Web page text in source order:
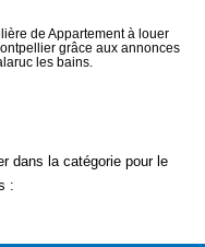
de Appartement à louer
grâce aux annonces
les bains.
dans la catégorie pour le
: